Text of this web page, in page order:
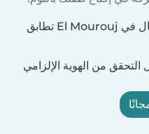
لا توجد حاليًا أي جليسات أطفال في El Mourouj تطابق
من الهوية الإلزامي